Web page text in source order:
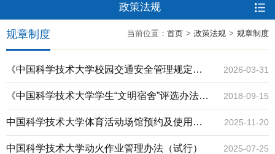
政策法规
当前位置： 首页 > 政策法规 > 规章制度
规章制度
《中国科学技术大学校园交通安全管理规定》
（校保字〔2026〕46号）
2026-03-31
《中国科学技术大学学生“文明宿舍”评选办法》
（校保字〔2018〕185号）
2018-09-15
中国科学技术大学体育活动场馆预约及使用管
理规定（2025 版）
2025-11-20
中国科学技术大学动火作业管理办法（试行） 2025-07-25